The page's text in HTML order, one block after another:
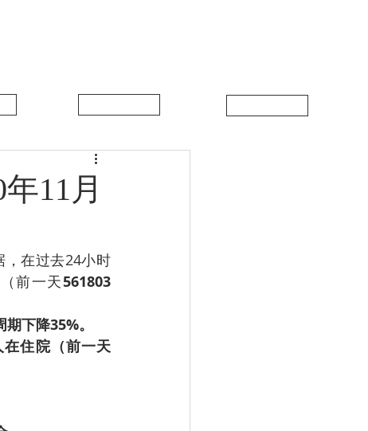
11月
，在过去24小时
（前一天561803
下降35%。
住院（前一天